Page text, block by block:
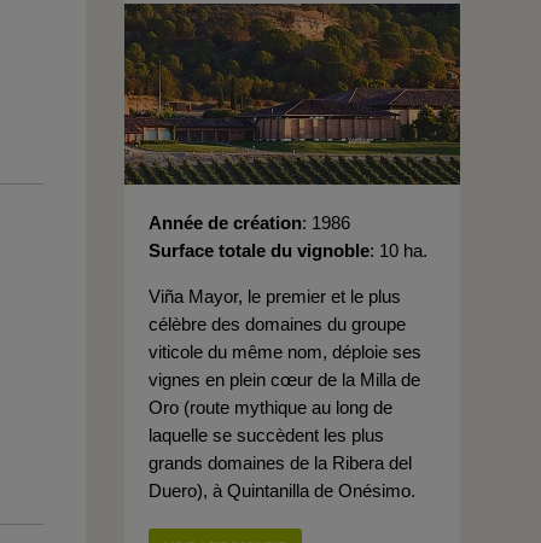
Année de création 1986
Surface totale du vignoble 10 ha.
Viña Mayor, le premier et le plus
célèbre des domaines du groupe
viticole du même nom, déploie ses
vignes en plein cœur de la Milla de
Oro (route mythique au long de
laquelle se succèdent les plus
grands domaines de la Ribera del
Duero), à Quintanilla de Onésimo.